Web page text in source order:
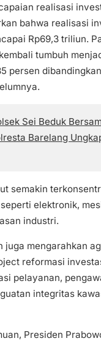
realisasi
bahwa realisasi
Rp69,3 triliun.
tumbuh
persen
Sei Beduk
Barelang
semakin
elektronik,
industri.
juga mengarahkan
reformasi
pelayanan,
integritas
Presiden